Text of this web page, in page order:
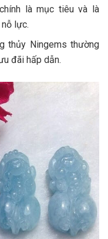
là mục tiêu và là
lực.
thủy Ningems thường
đãi hấp dẫn.